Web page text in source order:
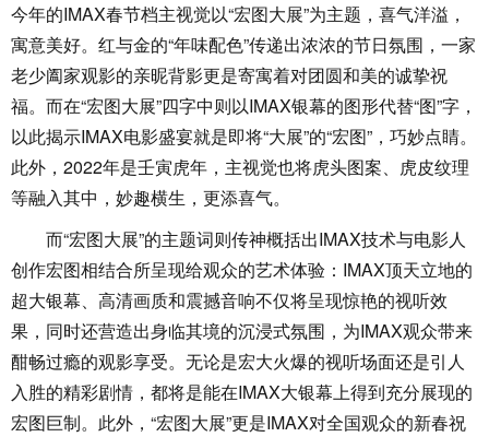
今年的IMAX春节档主视觉以“宏图大展”为主题，喜气洋溢，
寓意美好。红与金的“年味配色”传递出浓浓的节日氛围，一家
老少阖家观影的亲昵背影更是寄寓着对团圆和美的诚挚祝
福。而在“宏图大展”四字中则以IMAX银幕的图形代替“图”字，
以此揭示IMAX电影盛宴就是即将“大展”的“宏图”，巧妙点睛。
此外，2022年是壬寅虎年，主视觉也将虎头图案、虎皮纹理
等融入其中，妙趣横生，更添喜气。
而“宏图大展”的主题词则传神概括出IMAX技术与电影人
创作宏图相结合所呈现给观众的艺术体验：IMAX顶天立地的
超大银幕、高清画质和震撼音响不仅将呈现惊艳的视听效
果，同时还营造出身临其境的沉浸式氛围，为IMAX观众带来
酣畅过瘾的观影享受。无论是宏大火爆的视听场面还是引人
入胜的精彩剧情，都将是能在IMAX大银幕上得到充分展现的
宏图巨制。此外，“宏图大展”更是IMAX对全国观众的新春祝